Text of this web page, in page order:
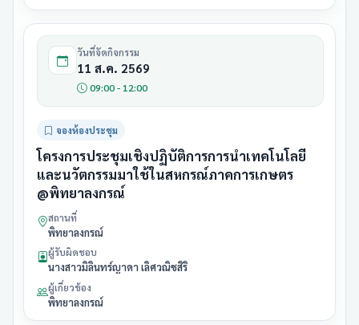
วันที่จัดกิจกรรม
11 ส.ค. 2569
09:00 - 12:00
จองห้องประชุม
โครงการประชุมเชิงปฏิบัติการการนำเทคโนโลยี
และนวัตกรรมมาใช้ในสหกรณ์ภาคการเกษตร
@พิทยาลงกรณ์
สถานที่
พิทยาลงกรณ์
ผู้รับผิดชอบ
นางสาวมิลินทร์ญาดา เลิศวณิชสิริ
ผู้เกี่ยวข้อง
พิทยาลงกรณ์